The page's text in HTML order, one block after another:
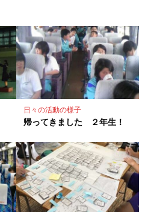
日々の活動の様子
帰ってきました ２年生！